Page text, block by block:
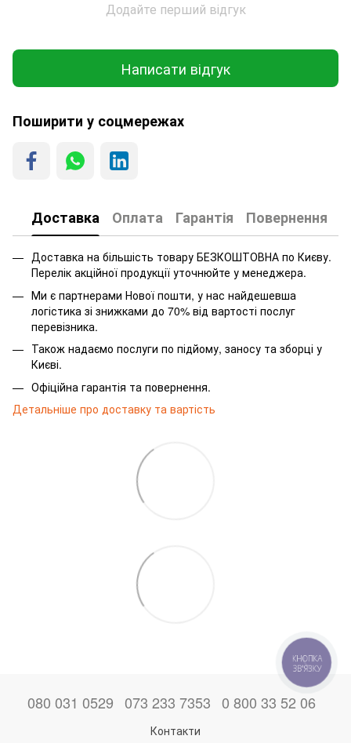
Додайте перший відгук
Написати відгук
Поширити у соцмережах
Доставка Оплата Гарантія Повернення
Доставка на більшість товару БЕЗКОШТОВНА по Києву.
Перелік акційної продукції уточнюйте у менеджера.
Ми є партнерами Нової пошти, у нас найдешевша
логістика зі знижками до 70% від вартості послуг
перевізника.
Також надаємо послуги по підйому, заносу та зборці у
Києві.
Офіційна гарантія та повернення.
Детальніше про доставку та вартість
080 031 0529 073 233 7353 0 800 33 52 06
Контакти
КНОПКА
ЗВ'ЯЗКУ